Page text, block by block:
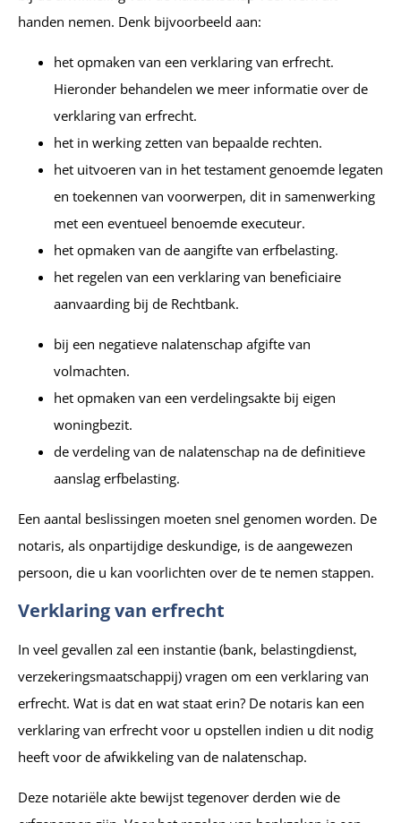
handen nemen. Denk bijvoorbeeld aan:
het opmaken van een verklaring van erfrecht.
Hieronder behandelen we meer informatie over de
verklaring van erfrecht.
het in werking zetten van bepaalde rechten.
het uitvoeren van in het testament genoemde legaten
en toekennen van voorwerpen, dit in samenwerking
met een eventueel benoemde executeur.
het opmaken van de aangifte van erfbelasting.
het regelen van een verklaring van beneficiaire
aanvaarding bij de Rechtbank.
bij een negatieve nalatenschap afgifte van
volmachten.
het opmaken van een verdelingsakte bij eigen
woningbezit.
de verdeling van de nalatenschap na de definitieve
aanslag erfbelasting.
Een aantal beslissingen moeten snel genomen worden. De
notaris, als onpartijdige deskundige, is de aangewezen
persoon, die u kan voorlichten over de te nemen stappen.
Verklaring van erfrecht
In veel gevallen zal een instantie (bank, belastingdienst,
verzekeringsmaatschappij) vragen om een verklaring van
erfrecht. Wat is dat en wat staat erin? De notaris kan een
verklaring van erfrecht voor u opstellen indien u dit nodig
heeft voor de afwikkeling van de nalatenschap.
Deze notariële akte bewijst tegenover derden wie de